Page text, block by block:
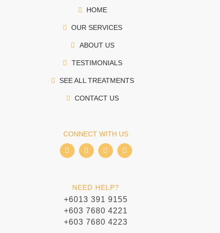
HOME
OUR SERVICES
ABOUT US
TESTIMONIALS
SEE ALL TREATMENTS
CONTACT US
CONNECT WITH US
I
c
c
e
b
o
o
I
c
i
n
s
t
a
g
r
T
i
k
W
h
p
NEED HELP?
+6013 391 9155
+603 7680 4221
+603 7680 4223